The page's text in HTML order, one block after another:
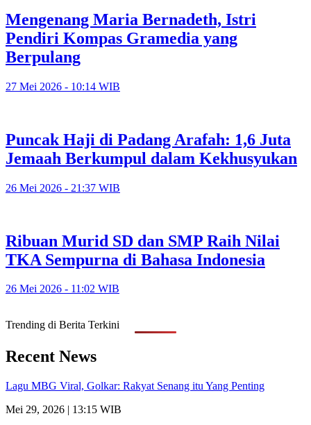
Mengenang Maria Bernadeth, Istri
Pendiri Kompas Gramedia yang
Berpulang
27 Mei 2026 - 10:14 WIB
Puncak Haji di Padang Arafah: 1,6 Juta
Jemaah Berkumpul dalam Kekhusyukan
26 Mei 2026 - 21:37 WIB
Ribuan Murid SD dan SMP Raih Nilai
TKA Sempurna di Bahasa Indonesia
26 Mei 2026 - 11:02 WIB
Trending di Berita Terkini
Recent News
Lagu MBG Viral, Golkar: Rakyat Senang itu Yang Penting
Mei 29, 2026 | 13:15 WIB